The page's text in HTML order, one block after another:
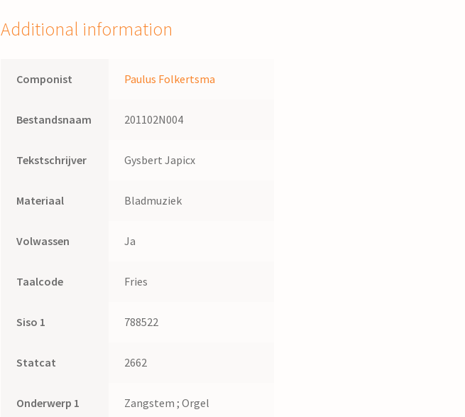
Gysbert
Japixz
Additional information
Componist Paulus Folkertsma
Bestandsnaam 201102N004
Tekstschrijver Gysbert Japicx
Materiaal Bladmuziek
Volwassen Ja
Taalcode Fries
Siso 1 788522
Statcat 2662
Onderwerp 1 Zangstem ; Orgel